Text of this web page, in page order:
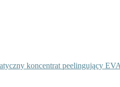
koncentrat peelingujący